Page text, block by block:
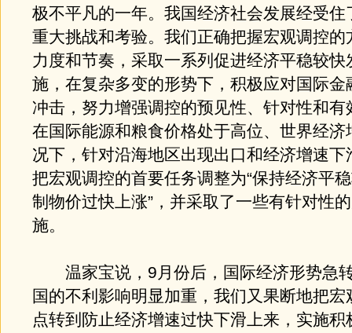
极不平凡的一年。我国经济社会发展经受住
重大挑战和考验。我们正确把握宏观调控的
力度和节奏，采取一系列促进经济平稳较快
施，在复杂多变的形势下，积极应对国际金
冲击，努力增强调控的预见性、针对性和有
在国际能源和粮食价格处于高位、世界经济
况下，针对沿海地区出现出口和经济增速下
把宏观调控的首要任务调整为“保持经济平
制物价过快上涨”，并采取了一些有针对性
施。
温家宝说，9月份后，国际经济形势急
国的不利影响明显加重，我们又果断地把宏
点转到防止经济增速过快下滑上来，实施积